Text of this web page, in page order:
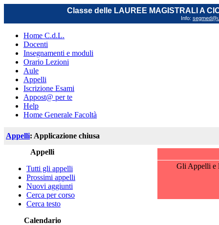
Classe delle LAUREE MAGISTRALI A
Info:
Home C.d.L.
Docenti
Insegnamenti e moduli
Orario Lezioni
Aule
Appelli
Iscrizione Esami
Appost@ per te
Help
Home Generale Facoltà
Appelli: Applicazione chiusa
Appelli
Tutti gli appelli
Prossimi appelli
Nuovi aggiunti
Cerca per corso
Cerca testo
Calendario
Gli Appelli e